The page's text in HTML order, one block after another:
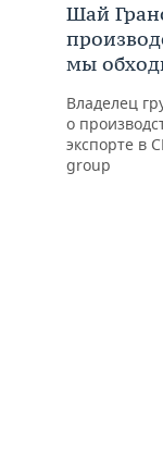
Шай
мы
Владелец
о
экспорте в
group